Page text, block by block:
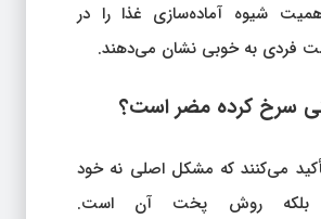
شیوه آماده‌سازی غذا را در
فردی به خوبی نشان می‌دهند.
سرخ‌ کرده مضر است؟
می‌کنند که مشکل اصلی نه خود
بلکه روش پخت آن است.